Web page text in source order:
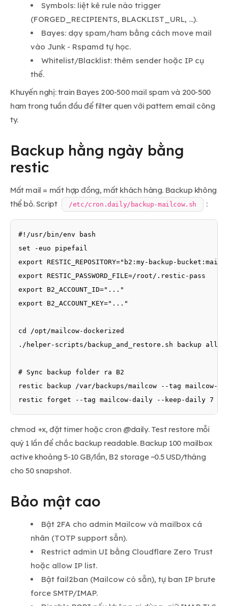
Symbols: liệt kê rule nào trigger
(FORGED_RECIPIENTS, BLACKLIST_URL, ...).
Bayes: dạy spam/ham bằng cách move mail
vào Junk - Rspamd tự học.
Whitelist/Blacklist: thêm sender hoặc IP cụ
thể.
Khuyến nghị: train Bayes 200-500 mail spam và 200-500
ham trong tuần đầu để filter quen với pattern email công
ty.
Backup hằng ngày bằng
restic
Mất mail = mất hợp đồng, mất khách hàng. Backup không
thể bỏ. Script
/etc/cron.daily/backup-mailcow.sh :
#!/usr/bin/env bash
set -euo pipefail
export RESTIC_REPOSITORY="b2:my-backup-
export RESTIC_PASSWORD_FILE=/root/.restic-pass
export B2_ACCOUNT_ID="..."
export B2_ACCOUNT_KEY="..."
cd /opt/mailcow-dockerized
./helper-scripts/backup_and_restore.sh backup all
# Sync backup folder ra B2
restic backup /var/backups/mailcow --tag mailcow-
chmod +x, đặt timer hoặc cron @daily. Test restore mỗi
quý 1 lần để chắc backup readable. Backup 100 mailbox
active khoảng 5-10 GB/lần, B2 storage ~0.5 USD/tháng
cho 50 snapshot.
Bảo mật cao
Bật 2FA cho admin Mailcow và mailbox cá
nhân (TOTP support sẵn).
Restrict admin UI bằng Cloudflare Zero Trust
hoặc allow IP list.
Bật fail2ban (Mailcow có sẵn), tự ban IP brute
force SMTP/IMAP.